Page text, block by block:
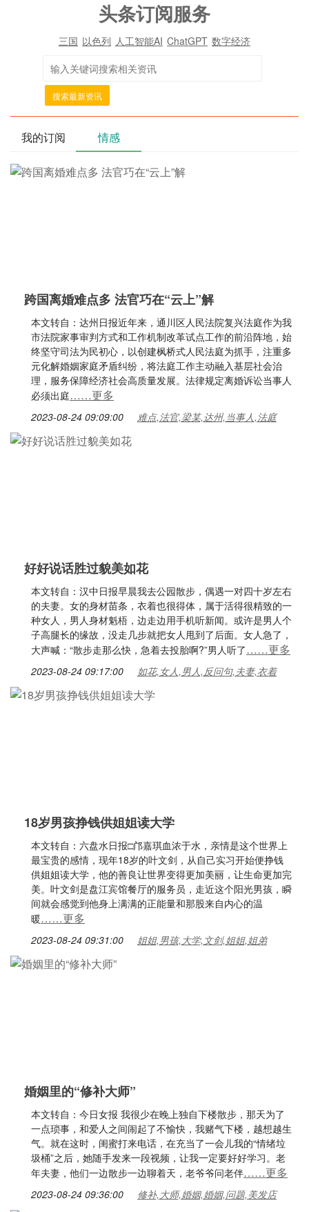
头条订阅服务
三国 以色列 人工智能AI ChatGPT 数字经济
搜索最新资讯
我的订阅 情感
跨国离婚难点多 法官巧在“云上”解
本文转自：达州日报近年来，通川区人民法院复兴法庭作为我
市法院家事审判方式和工作机制改革试点工作的前沿阵地，始
终坚守司法为民初心，以创建枫桥式人民法庭为抓手，注重多
元化解婚姻家庭矛盾纠纷，将法庭工作主动融入基层社会治
理，服务保障经济社会高质量发展。法律规定离婚诉讼当事人
必须出庭……更多
2023-08-24 09:09:00 难点,法官,梁某,达州,当事人,法庭
好好说话胜过貌美如花
本文转自：汉中日报早晨我去公园散步，偶遇一对四十岁左右
的夫妻。女的身材苗条，衣着也很得体，属于活得很精致的一
种女人，男人身材魁梧，边走边用手机听新闻。或许是男人个
子高腿长的缘故，没走几步就把女人甩到了后面。女人急了，
大声喊：“散步走那么快，急着去投胎啊?”男人听了……更多
2023-08-24 09:17:00 如花,女人,男人,反问句,夫妻,衣着
18岁男孩挣钱供姐姐读大学
本文转自：六盘水日报□邝嘉琪血浓于水，亲情是这个世界上
最宝贵的感情，现年18岁的叶文剑，从自己实习开始便挣钱
供姐姐读大学，他的善良让世界变得更加美丽，让生命更加完
美。叶文剑是盘江宾馆餐厅的服务员，走近这个阳光男孩，瞬
间就会感觉到他身上满满的正能量和那股来自内心的温
暖……更多
2023-08-24 09:31:00 姐姐,男孩,大学,文剑,姐姐,姐弟
婚姻里的“修补大师”
本文转自：今日女报 我很少在晚上独自下楼散步，那天为了
一点琐事，和爱人之间闹起了不愉快，我赌气下楼，越想越生
气。就在这时，闺蜜打来电话，在充当了一会儿我的“情绪垃
圾桶”之后，她随手发来一段视频，让我一定要好好学习。老
年夫妻，他们一边散步一边聊着天，老爷爷问老伴……更多
2023-08-24 09:36:00 修补,大师,婚姻,婚姻,问题,美发店